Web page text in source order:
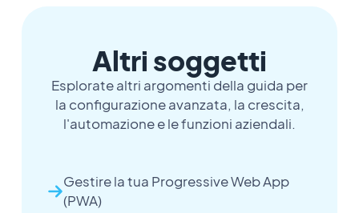
Altri soggetti
Esplorate altri argomenti della guida per
la configurazione avanzata, la crescita,
l'automazione e le funzioni aziendali.
Gestire la tua Progressive Web App
(PWA)